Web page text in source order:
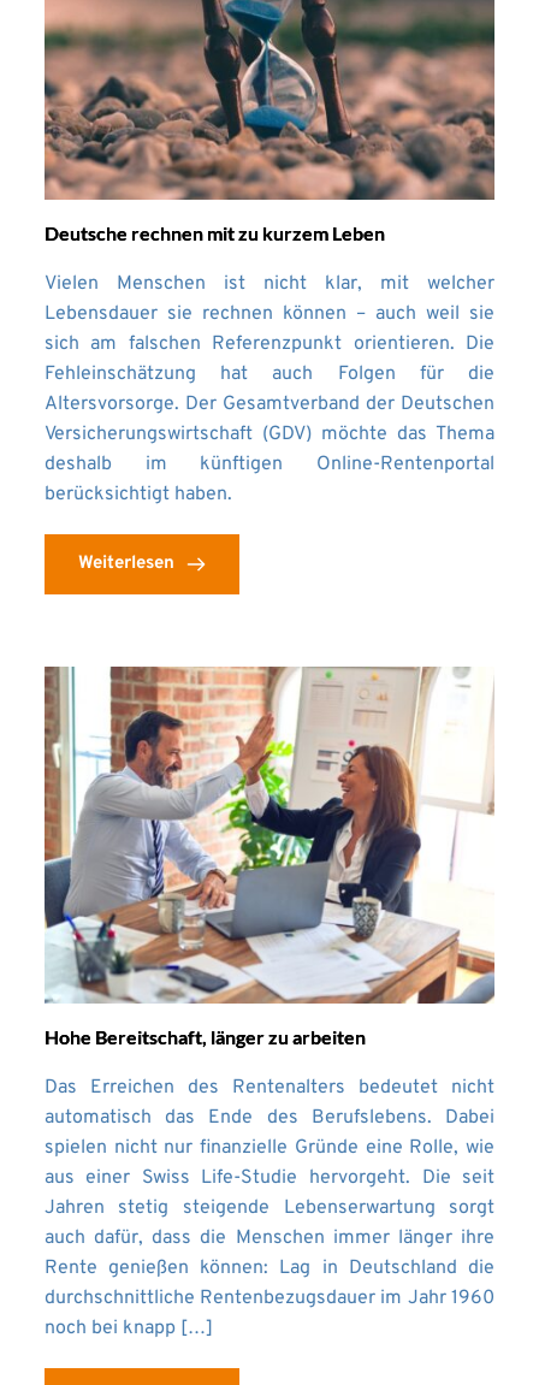
Deutsche rechnen mit zu kurzem Leben
Vielen Menschen ist nicht klar, mit welcher
Lebensdauer sie rechnen können – auch weil sie
sich am falschen Referenzpunkt orientieren. Die
Fehleinschätzung hat auch Folgen für die
Altersvorsorge. Der Gesamtverband der Deutschen
Versicherungswirtschaft (GDV) möchte das Thema
deshalb im künftigen Online-Rentenportal
berücksichtigt haben.
Weiterlesen
Hohe Bereitschaft, länger zu arbeiten
Das Erreichen des Rentenalters bedeutet nicht
automatisch das Ende des Berufslebens. Dabei
spielen nicht nur finanzielle Gründe eine Rolle, wie
aus einer Swiss Life-Studie hervorgeht. Die seit
Jahren stetig steigende Lebenserwartung sorgt
auch dafür, dass die Menschen immer länger ihre
Rente genießen können: Lag in Deutschland die
durchschnittliche Rentenbezugsdauer im Jahr 1960
noch bei knapp […]